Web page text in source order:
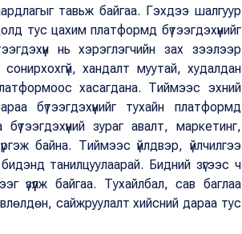
тавьж байгаа. Гэхдээ шалгуур
тус цахим платформд бүтээгдэхүүнийг
нь хэрэглэгчийн зах зээлээр
сонирхохгүй, хандалт муутай, худалдан
хасагдана. Тиймээс эхний
бүтээгдэхүүнийг тухайн платформд
зураг авалт, маркетинг,
байна. Тиймээс үйлдвэр, үйлчилгээ
танилцуулаарай. Бидний зүгээс ч
үзүүлж байгаа. Тухайлбал, сав баглаа
сайжруулалт хийсний дараа тус